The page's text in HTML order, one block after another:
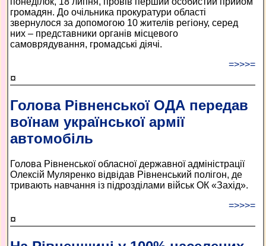
громадян. До очільника прокуратури області
звернулося за допомогою 10 жителів регіону, серед
них – представники органів місцевого
самоврядування, громадські діячі.
=>>>=
¤
Голова Рівненської ОДА передав
воїнам української армії
автомобіль
Голова Рівненської обласної державної адміністрації
Олексій Муляренко відвідав Рівненський полігон, де
тривають навчання із підрозділами військ ОК «Захід».
=>>>=
¤